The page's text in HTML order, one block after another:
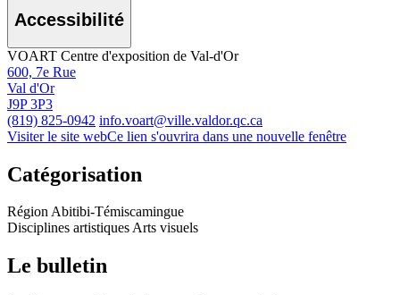
Accessibilité
VOART Centre d'exposition de Val-d'Or
600, 7e Rue
Val d'Or
J9P 3P3
(819) 825-0942 info.voart@ville.valdor.qc.ca
Visiter le site webCe lien s'ouvrira dans une nouvelle fenêtre
Catégorisation
RégionAbitibi-Témiscamingue
Disciplines artistiquesArts visuels
Le bulletin